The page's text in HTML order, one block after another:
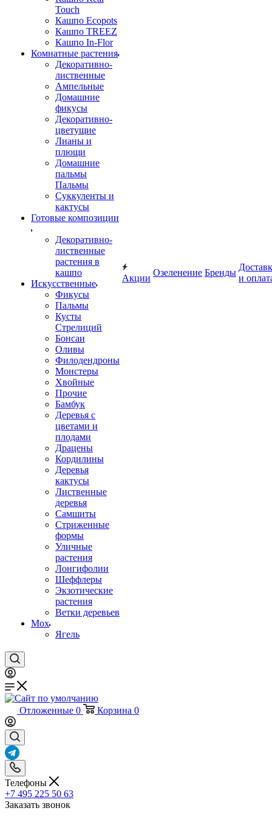
Touch
Кашпо Ecopots
Кашпо TREEZ
Кашпо In-Flor
Комнатные растения
Декоративно-
лиственные
Ампельные
Домашние
фикусы
Декоративно-
цветущие
Лианы и
плющи
Домашние
пальмы
Пальмы
Суккуленты и
кактусы
Готовые композиции
Декоративно-
лиственные
растения в
кашпо
Искусственные
Фикусы
Пальмы
Кусты
Стрелиций
Бонсаи
Оливы
Филодендроны
Монстеры
Хвойные
Прочие
Бамбук
Деревья с
цветами и
плодами
Драцены
Кордилины
Деревья
кактусы
Лиственные
деревья
Самшиты
Стриженные
формы
Уличные
растения
Лонгифолии
Шеффлеры
Экзотические
растения
Ветки деревьев
Мох
Ягель
Акции
Озеленение Бренды
и
Отложенные 0 Корзина 0
Телефоны
+7 495 225 50 63
Заказать звонок